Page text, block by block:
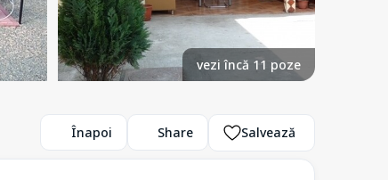
vezi încă 11 poze
Înapoi Share Salvează